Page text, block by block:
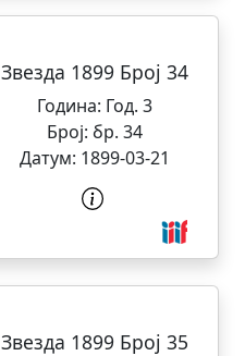
Звезда 1899 Број 34
Година: Год. 3
Број: бр. 34
Датум: 1899-03-21
Звезда 1899 Број 35